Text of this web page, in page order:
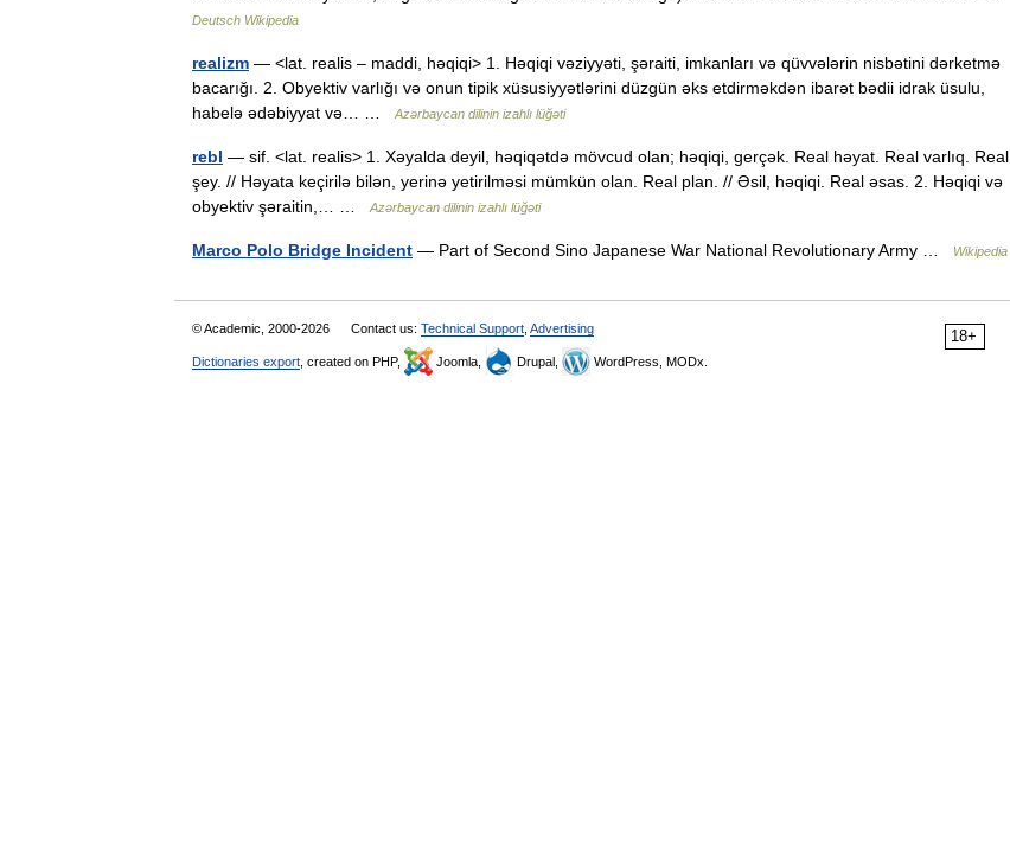
Deutsch Wikipedia
realizm — <lat. realis – maddi, həqiqi> 1. Həqiqi vəziyyəti, şəraiti, imkanları və qüvvələrin nisbətini dərketmə
bacarığı. 2. Obyektiv varlığı və onun tipik xüsusiyyətlərini düzgün əks etdirməkdən ibarət bədii idrak üsulu,
habelə ədəbiyyat və… …
Azərbaycan dilinin izahlı lüğəti
rebl — sif. <lat. realis> 1. Xəyalda deyil, həqiqətdə mövcud olan; həqiqi, gerçək. Real həyat. Real varlıq. Real
şey. // Həyata keçirilə bilən, yerinə yetirilməsi mümkün olan. Real plan. // Əsil, həqiqi. Real əsas. 2. Həqiqi və
obyektiv şəraitin,… …
Azərbaycan dilinin izahlı lüğəti
Marco Polo Bridge Incident — Part of Second Sino Japanese War National Revolutionary Army … Wikipedia
18+
© Academic, 2000-2026 Contact us: Technical Support Advertising
Dictionaries export , created on PHP, Joomla, Drupal, WordPress, MODx.